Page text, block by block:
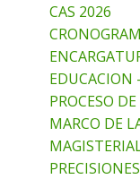
CAS 2026
EDUCACION
PROCESO
MARCO DE